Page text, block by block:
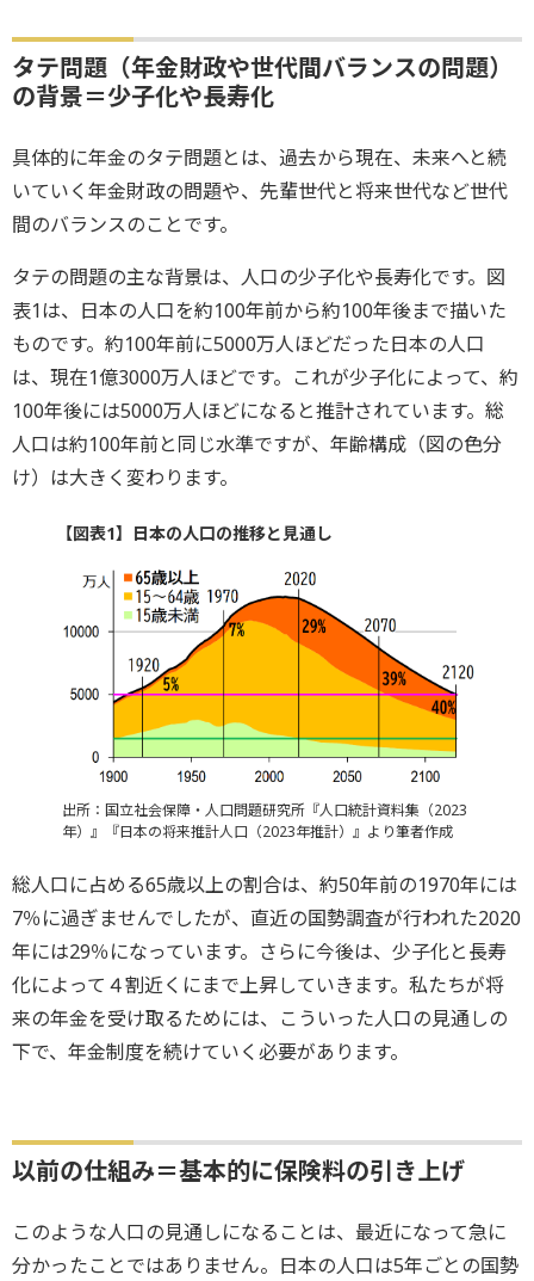
タテ問題（年金財政や世代間バランスの問題）
の背景＝少子化や長寿化
具体的に年金のタテ問題とは、過去から現在、未来へと続
いていく年金財政の問題や、先輩世代と将来世代など世代
間のバランスのことです。
タテの問題の主な背景は、人口の少子化や長寿化です。図
表1は、日本の人口を約100年前から約100年後まで描いた
ものです。約100年前に5000万人ほどだった日本の人口
は、現在1億3000万人ほどです。これが少子化によって、約
100年後には5000万人ほどになると推計されています。総
人口は約100年前と同じ水準ですが、年齢構成（図の色分
け）は大きく変わります。
【図表1】日本の人口の推移と見通し
出所：国立社会保障・人口問題研究所『人口統計資料集（2023
年）』『日本の将来推計人口（2023年推計）』より筆者作成
総人口に占める65歳以上の割合は、約50年前の1970年には
7％に過ぎませんでしたが、直近の国勢調査が行われた2020
年には29％になっています。さらに今後は、少子化と長寿
化によって４割近くにまで上昇していきます。私たちが将
来の年金を受け取るためには、こういった人口の見通しの
下で、年金制度を続けていく必要があります。
以前の仕組み＝基本的に保険料の引き上げ
このような人口の見通しになることは、最近になって急に
分かったことではありません。日本の人口は5年ごとの国勢